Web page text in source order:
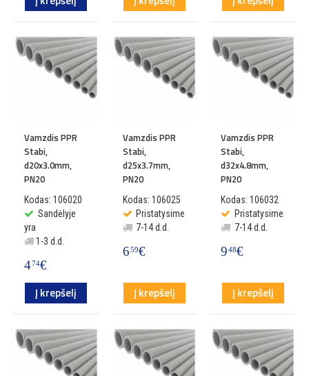
Vamzdis PPR
Stabi,
d20x3.0mm,
PN20
Kodas: 106020
Sandėlyje
yra
1-3 d.d.
474€
Į krepšelį
Vamzdis PPR
Stabi,
d25x3.7mm,
PN20
Kodas: 106025
Pristatysime
7-14 d.d.
659€
Į krepšelį
Vamzdis PPR
Stabi,
d32x4.8mm,
PN20
Kodas: 106032
Pristatysime
7-14 d.d.
948€
Į krepšelį